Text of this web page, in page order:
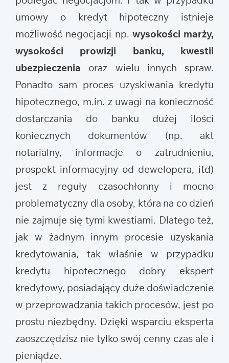
umowy o kredyt hipoteczny istnieje
możliwość negocjacji np. wysokości marży,
wysokości prowizji banku, kwestii
ubezpieczenia oraz wielu innych spraw.
Ponadto sam proces uzyskiwania kredytu
hipotecznego, m.in. z uwagi na konieczność
dostarczania do banku dużej ilości
koniecznych dokumentów (np. akt
notarialny, informacje o zatrudnieniu,
prospekt informacyjny od dewelopera, itd)
jest z reguły czasochłonny i mocno
problematyczny dla osoby, która na co dzień
nie zajmuje się tymi kwestiami. Dlatego też,
jak w żadnym innym procesie uzyskania
kredytowania, tak właśnie w przypadku
kredytu hipotecznego dobry ekspert
kredytowy, posiadający duże doświadczenie
w przeprowadzania takich procesów, jest po
prostu niezbędny. Dzięki wsparciu eksperta
zaoszczędzisz nie tylko swój cenny czas ale i
pieniądze.